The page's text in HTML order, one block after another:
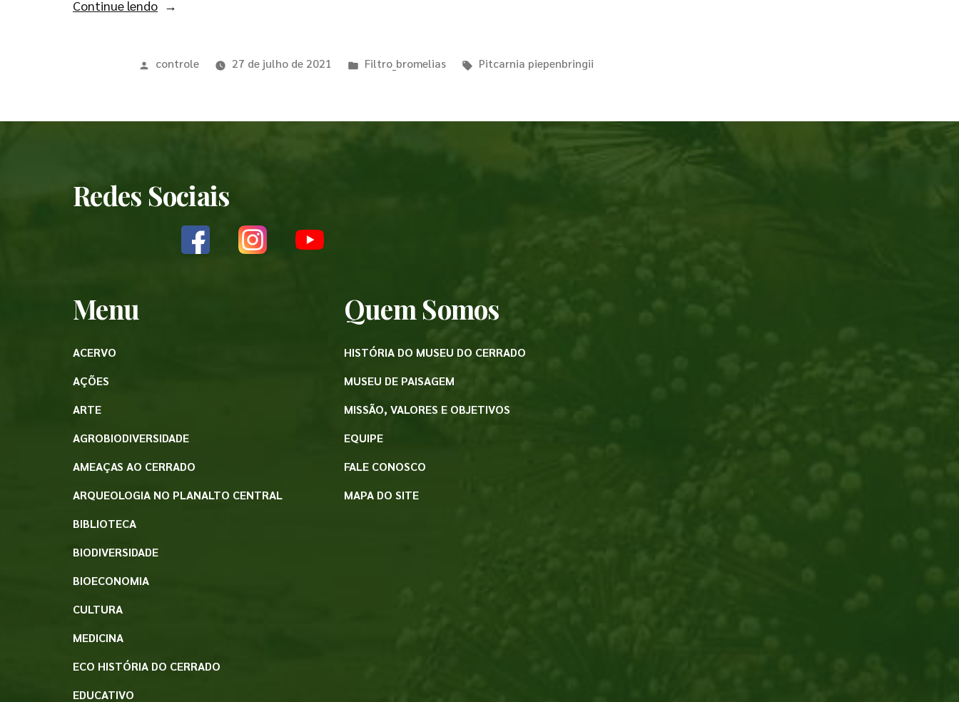
Continue lendo
controle 27 de julho de 2021 Filtro_bromelias Pitcarnia piepenbringii
Redes Sociais
Menu
ACERVO
AÇÕES
ARTE
AGROBIODIVERSIDADE
AMEAÇAS AO CERRADO
ARQUEOLOGIA NO PLANALTO CENTRAL
BIBLIOTECA
BIODIVERSIDADE
BIOECONOMIA
CULTURA
MEDICINA
ECO HISTÓRIA DO CERRADO
EDUCATIVO
Quem Somos
HISTÓRIA DO MUSEU DO CERRADO
MUSEU DE PAISAGEM
MISSÃO, VALORES E OBJETIVOS
EQUIPE
FALE CONOSCO
MAPA DO SITE